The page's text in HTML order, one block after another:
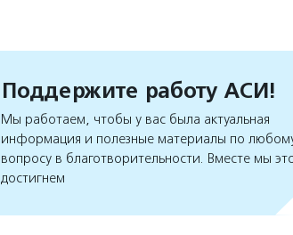
Поддержите работу АСИ!
Мы работаем, чтобы у вас была актуальная
информация и полезные материалы по
вопросу в благотворительности. Вместе мы
достигнем